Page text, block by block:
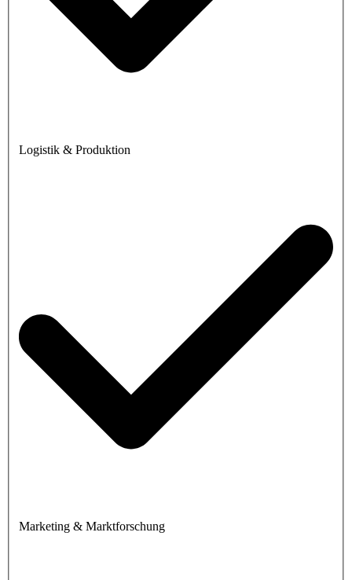
Logistik & Produktion
Marketing & Marktforschung